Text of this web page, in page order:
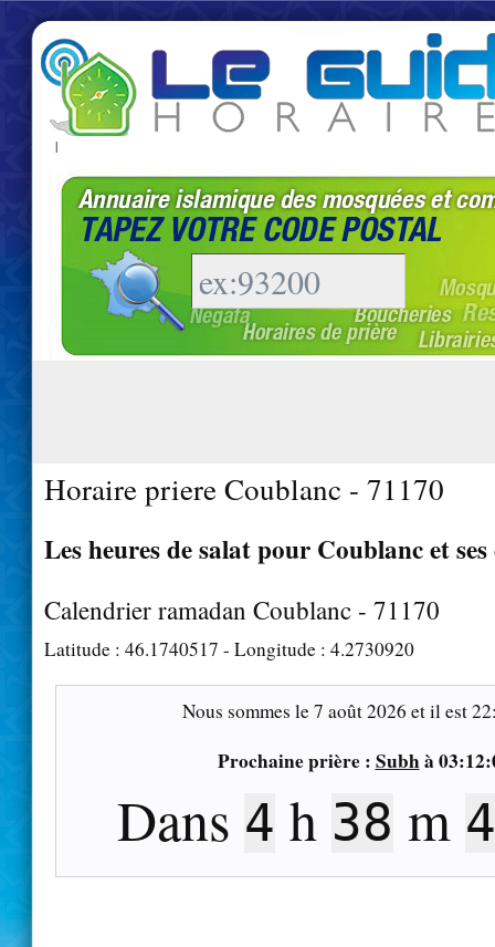
|
Horaire priere Coublanc - 71170
Les heures de salat pour Coublanc et
Calendrier ramadan Coublanc - 71170
Latitude : 46.1740517 - Longitude : 4.2730920
Nous sommes le7 août 2026 et il est
Prochaine prière : Subhà
Dans 4 h 38 m